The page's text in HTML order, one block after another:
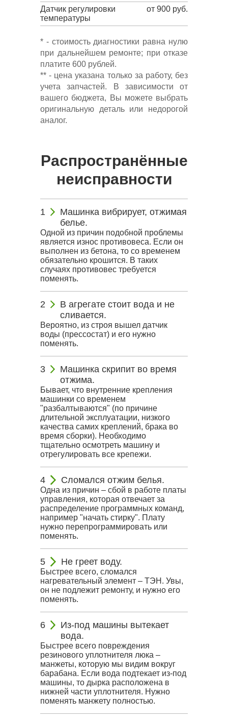
Датчик регулировки
температуры
от 900 руб.
* - стоимость диагностики равна нулю
при дальнейшем ремонте; при отказе
платите 600 рублей.
** - цена указана только за работу, без
учета запчастей. В зависимости от
вашего бюджета, Вы можете выбрать
оригинальную деталь или недорогой
аналог.
Распространённые
неисправности
Машинка вибрирует, отжимая
белье.
Одной из причин подобной проблемы
является износ противовеса. Если он
выполнен из бетона, то со временем
обязательно крошится. В таких
случаях противовес требуется
поменять.
В агрегате стоит вода и не
сливается.
Вероятно, из строя вышел датчик
воды (прессостат) и его нужно
поменять.
Машинка скрипит во время
отжима.
Бывает, что внутренние крепления
машинки со временем
"разбалтываются" (по причине
длительной эксплуатации, низкого
качества самих креплений, брака во
время сборки). Необходимо
тщательно осмотреть машину и
отрегулировать все крепежи.
Сломался отжим белья.
Одна из причин – сбой в работе платы
управления, которая отвечает за
распределение программных команд,
например "начать стирку". Плату
нужно перепрограммировать или
поменять.
Не греет воду.
Быстрее всего, сломался
нагревательный элемент – ТЭН. Увы,
он не подлежит ремонту, и нужно его
поменять.
Из-под машины вытекает
вода.
Быстрее всего повреждения
резинового уплотнителя люка –
манжеты, которую мы видим вокруг
барабана. Если вода подтекает из-под
машины, то дырка расположена в
нижней части уплотнителя. Нужно
поменять манжету полностью.